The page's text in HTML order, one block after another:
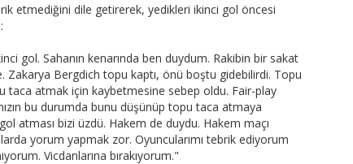
etmediğini dile getirerek, yedikleri ikinci gol öncesi
gol. Sahanın kenarında ben duydum. Rakibin bir sakat
Zakarya Bergdich topu kaptı, önü boştu gidebilirdi. Topu
atmak için kaybetmesine sebep oldu. Fair-play
bu durumda bunu düşünüp topu taca atmaya
atması bizi üzdü. Hakem de duydu. Hakem maçı
yorum yapmak zor. Oyuncularımı tebrik ediyorum
Vicdanlarına bırakıyorum."